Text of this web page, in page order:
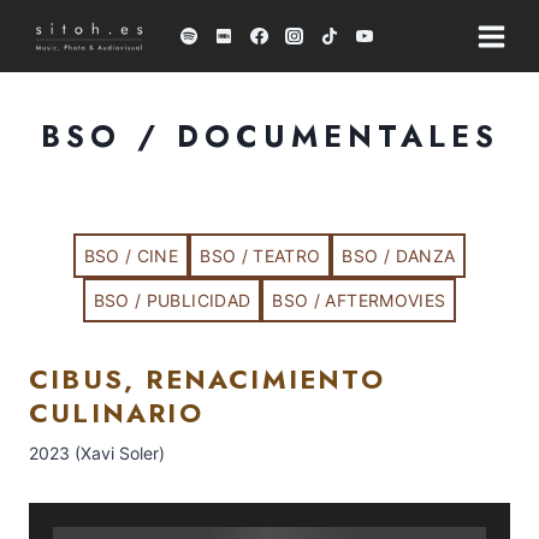
BSO / DOCUMENTALES
BSO / CINE BSO / TEATRO BSO / DANZA
BSO / PUBLICIDAD BSO / AFTERMOVIES
CIBUS, RENACIMIENTO
CULINARIO
2023 (Xavi Soler)